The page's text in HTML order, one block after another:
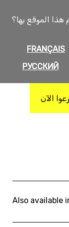
هذا الموقع بها؟
FRANÇAIS
РУССКИЙ
الآن
Also available